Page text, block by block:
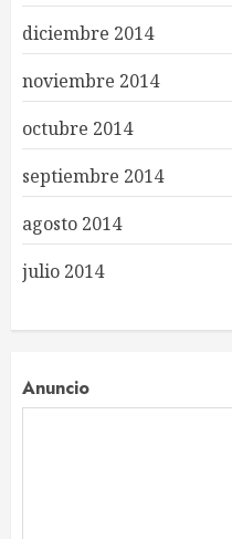
diciembre 2014
noviembre 2014
octubre 2014
septiembre 2014
agosto 2014
julio 2014
Anuncio